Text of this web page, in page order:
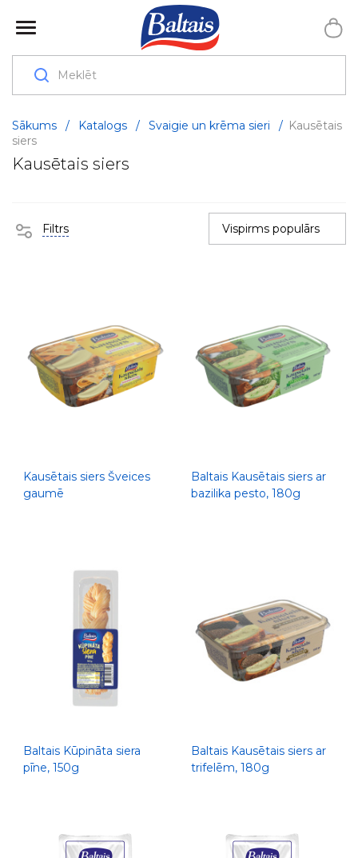
Sākums / Katalogs / Svaigie un krēma sieri / Kausētais
siers
Kausētais siers
Filtrs
Kausētais siers Šveices
gaumē
Baltais Kausētais siers ar
bazilika pesto, 180g
Baltais Kūpināta siera
pīne, 150g
Baltais Kausētais siers ar
trifelēm, 180g